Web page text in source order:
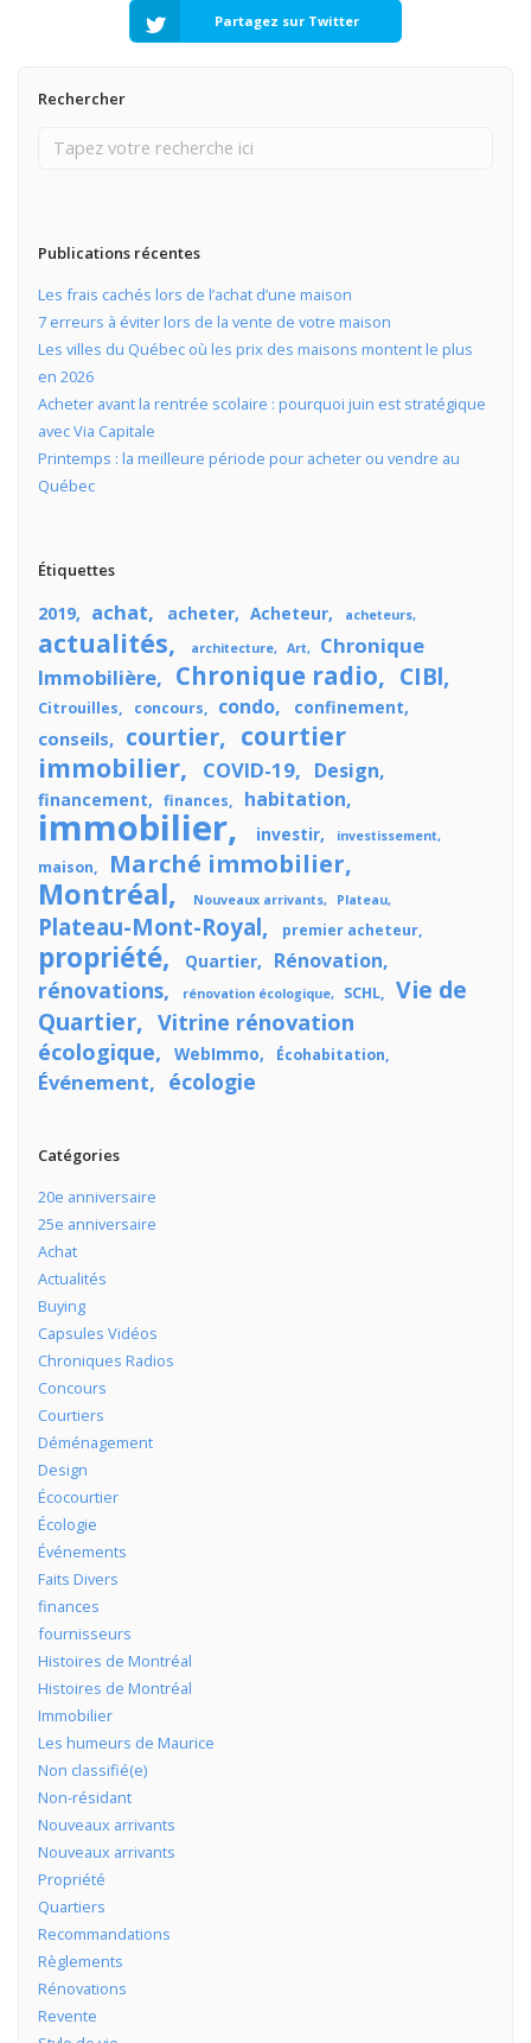
Partagez sur Twitter
Rechercher
Publications récentes
Les frais cachés lors de l’achat d’une maison
7 erreurs à éviter lors de la vente de votre maison
Les villes du Québec où les prix des maisons montent le plus
en 2026
Acheter avant la rentrée scolaire : pourquoi juin est stratégique
avec Via Capitale
Printemps : la meilleure période pour acheter ou vendre au
Québec
Étiquettes
2019 achat acheter Acheteur acheteurs
actualités architecture Art
Chronique
Immobilière
Chronique radio CIBl
Citrouilles concours condo confinement
conseils courtier
courtier
immobilier
COVID-19 Design
financement finances habitation
immobilier investir investissement
maison Marché immobilier
Montréal Nouveaux arrivants Plateau
Plateau-Mont-Royal premier acheteur
propriété Quartier Rénovation
rénovations rénovation écologique SCHL
Vie de
Quartier
Vitrine rénovation
écologique
WebImmo Écohabitation
Événement écologie
Catégories
20e anniversaire
25e anniversaire
Achat
Actualités
Buying
Capsules Vidéos
Chroniques Radios
Concours
Courtiers
Déménagement
Design
Écocourtier
Écologie
Événements
Faits Divers
finances
fournisseurs
Histoires de Montréal
Histoires de Montréal
Immobilier
Les humeurs de Maurice
Non classifié(e)
Non-résidant
Nouveaux arrivants
Nouveaux arrivants
Propriété
Quartiers
Recommandations
Règlements
Rénovations
Revente